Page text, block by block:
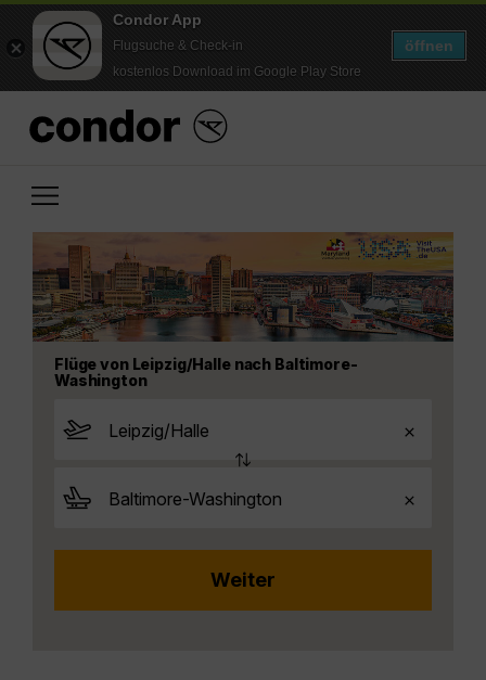
Condor App
Flugsuche & Check-in
kostenlos Download im Google Play Store
öffnen
Flüge von Leipzig/Halle nach Baltimore-
Washington